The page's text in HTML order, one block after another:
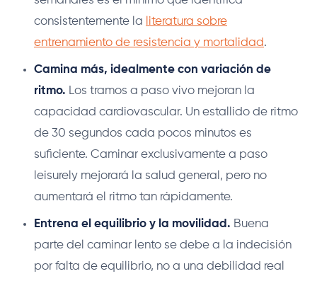
consistentemente la literatura sobre
entrenamiento de resistencia y mortalidad.
Camina más, idealmente con variación de
ritmo. Los tramos a paso vivo mejoran la
capacidad cardiovascular. Un estallido de ritmo
de 30 segundos cada pocos minutos es
suficiente. Caminar exclusivamente a paso
leisurely mejorará la salud general, pero no
aumentará el ritmo tan rápidamente.
Entrena el equilibrio y la movilidad. Buena
parte del caminar lento se debe a la indecisión
por falta de equilibrio, no a una debilidad real